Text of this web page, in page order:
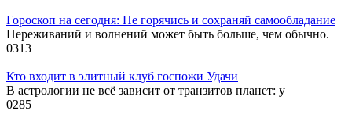
Гороскоп на сегодня: Не горячись и сохраняй самообладание
Переживаний и волнений может быть больше, чем обычно.
0313
Кто входит в элитный клуб госпожи Удачи
В астрологии не всё зависит от транзитов планет: у
0285